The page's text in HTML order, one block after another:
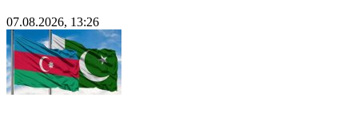
07.08.2026, 13:26